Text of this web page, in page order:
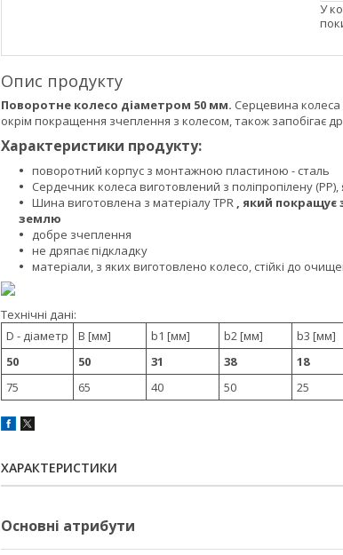
У
Опис продукту
Поворотне колесо діаметром 50 мм. Серцевина колеса
окрім покращення зчеплення з колесом, також запобігає
Характеристики продукту:
поворотний корпус з монтажною пластиною - сталь
Сердечник колеса виготовлений з поліпропілену
Шина виготовлена ​​з матеріалу TPR , який покращує
землю
добре зчеплення
не дряпає підкладку
матеріали, з яких виготовлено колесо, стійкі до
Технічні дані:
D - діаметр
B [мм] b1 [мм] b2 [мм] b3 [мм]
50
50 31 38 18
75
65 40 50 25
ХАРАКТЕРИСТИКИ
Основні атрибути